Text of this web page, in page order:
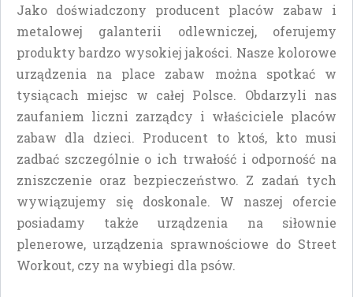
Jako doświadczony producent placów zabaw i
metalowej galanterii odlewniczej, oferujemy
produkty bardzo wysokiej jakości. Nasze kolorowe
urządzenia na place zabaw można spotkać w
tysiącach miejsc w całej Polsce. Obdarzyli nas
zaufaniem liczni zarządcy i właściciele placów
zabaw dla dzieci. Producent to ktoś, kto musi
zadbać szczególnie o ich trwałość i odporność na
zniszczenie oraz bezpieczeństwo. Z zadań tych
wywiązujemy się doskonale. W naszej ofercie
posiadamy także urządzenia na siłownie
plenerowe, urządzenia sprawnościowe do Street
Workout, czy na wybiegi dla psów.